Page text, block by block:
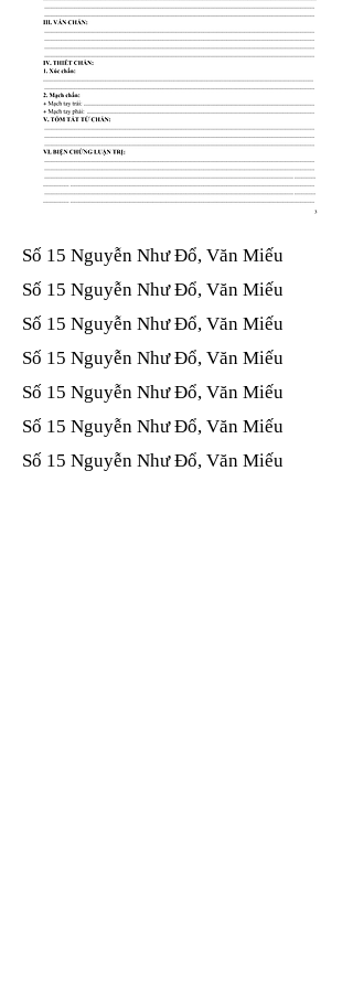
Số 15 Nguyễn Như Đổ, Văn Miếu​​​​
Số 15 Nguyễn Như Đổ, Văn Miếu​​​​
Số 15 Nguyễn Như Đổ, Văn Miếu​​​​
Số 15 Nguyễn Như Đổ, Văn Miếu​​​​
Số 15 Nguyễn Như Đổ, Văn Miếu​​​​
Số 15 Nguyễn Như Đổ, Văn Miếu​​​​
Số 15 Nguyễn Như Đổ, Văn Miếu​​​​